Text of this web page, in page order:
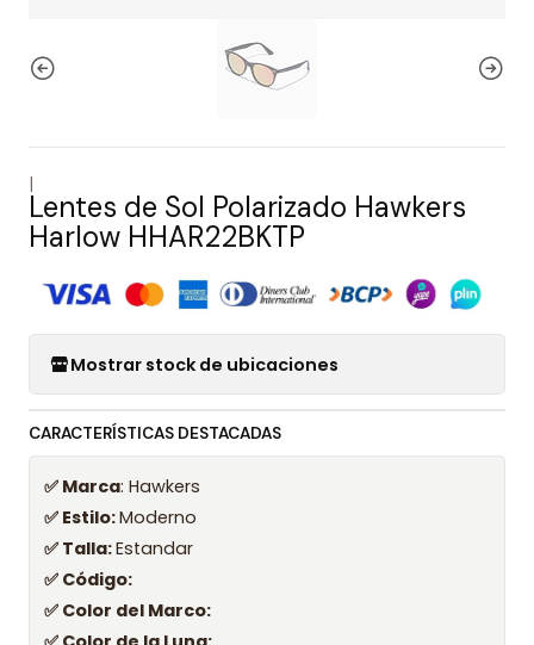
|
Lentes de Sol Polarizado Hawkers
Harlow HHAR22BKTP
Mostrar stock de ubicaciones
CARACTERÍSTICAS DESTACADAS
✅ Marca: Hawkers
✅ Estilo:Moderno
✅ Talla:Estandar
✅ Código:
✅ Color del Marco: